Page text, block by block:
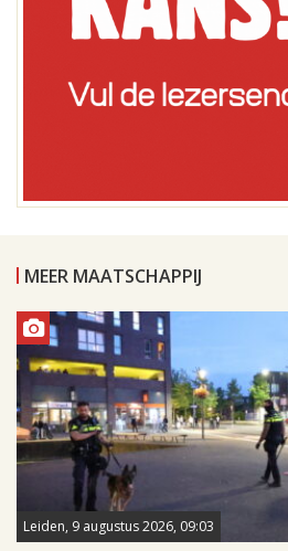
MEER MAATSCHAPPIJ
Leiden, 9 augustus 2026, 09:03